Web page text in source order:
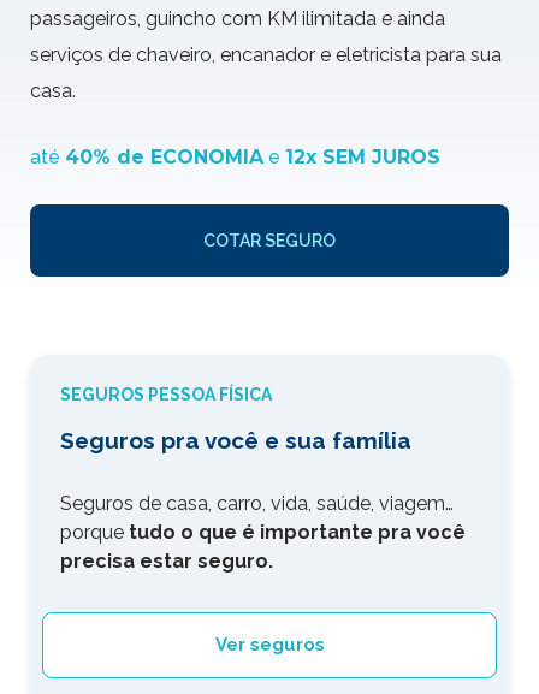
passageiros, guincho com KM ilimitada e ainda
serviços de chaveiro, encanador e eletricista para sua
casa.
até 40% de ECONOMIAe 12x SEM JUROS
COTAR SEGURO
SEGUROS PESSOA FÍSICA
Seguros pra você e sua família
Seguros de casa, carro, vida, saúde, viagem…
porque tudo o que é importante pra você
precisa estar seguro.
Ver seguros